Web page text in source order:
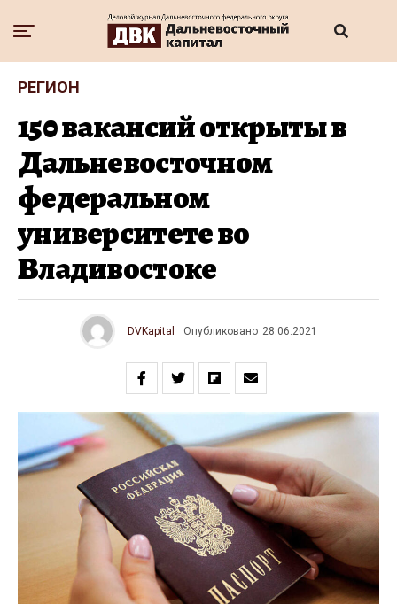
РЕГИОН
150 вакансий открыты в
Дальневосточном
федеральном
университете во
Владивостоке
DVKapital Опубликовано 28.06.2021